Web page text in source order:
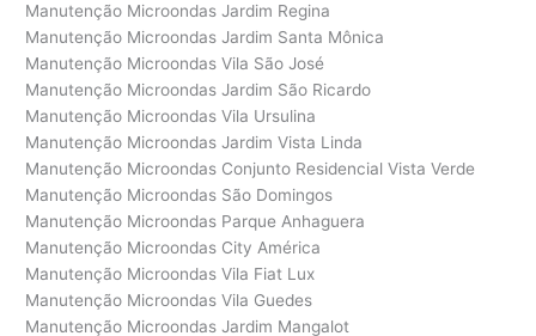
Manutenção Microondas Jardim Regina
Manutenção Microondas Jardim Santa Mônica
Manutenção Microondas Vila São José
Manutenção Microondas Jardim São Ricardo
Manutenção Microondas Vila Ursulina
Manutenção Microondas Jardim Vista Linda
Manutenção Microondas Conjunto Residencial Vista Verde
Manutenção Microondas São Domingos
Manutenção Microondas Parque Anhaguera
Manutenção Microondas City América
Manutenção Microondas Vila Fiat Lux
Manutenção Microondas Vila Guedes
Manutenção Microondas Jardim Mangalot